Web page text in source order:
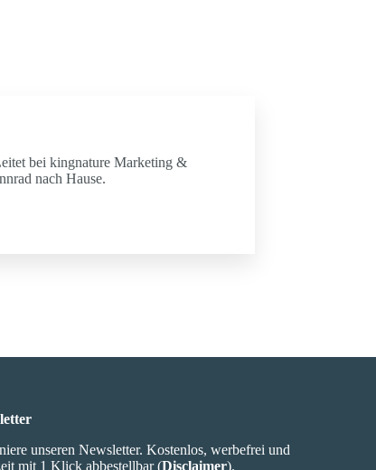
bei kingnature Marketing &
nach Hause.
unseren Newsletter. Kostenlos, werbefrei und
mit 1 Klick abbestellbar (Disclaimer).